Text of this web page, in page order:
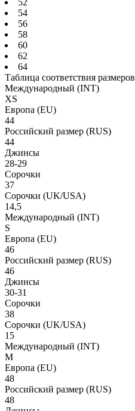
54
56
58
60
62
64
Таблица соответствия размеров
Международный (INT)
XS
Европа (EU)
44
Российский размер (RUS)
44
Джинсы
28-29
Сорочки
37
Сорочки (UK/USA)
14,5
Международный (INT)
S
Европа (EU)
46
Российский размер (RUS)
46
Джинсы
30-31
Сорочки
38
Сорочки (UK/USA)
15
Международный (INT)
M
Европа (EU)
48
Российский размер (RUS)
48